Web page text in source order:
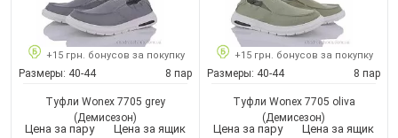
+15 грн. бонусов за покупку
Размеры: 40-44 8 пар
Туфли Wonex 7705 grey
(Демисезон)
Цена за пару Цена за ящик
+15 грн. бонусов за покупку
Размеры: 40-44 8 пар
Туфли Wonex 7705 oliva
(Демисезон)
Цена за пару Цена за ящик